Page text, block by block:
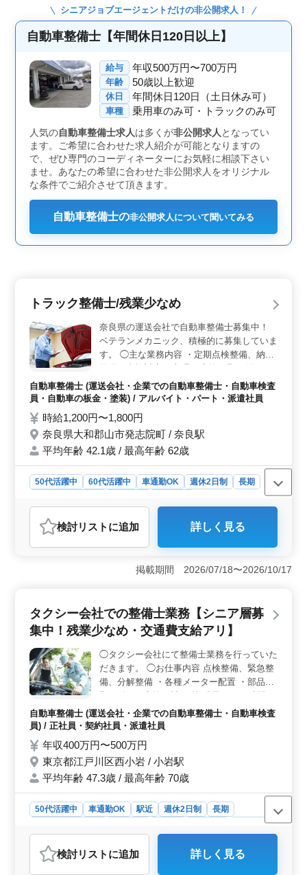
す。 ＜働きやすい環境＞ 車通勤OK、社宅完備、週
休2日制と、働く環境が整っています。特に社宅完備は、
遠方からの応募者にも大きなメリットです。年齢層も広
く、ベテラン世代も活躍中です。 ＜スキルと経験を
活かせる＞ 3級自動車整備士以上の資格を持ち、整備士
経験があれば、すぐに即戦力として活躍できます。多岐
にわたる業務内容があり、自身のスキルや経験を存分に
活かせる職場です。
シニアジョブエージェントだけの非公開求人！
自動車整備士【年間休日120日以上】
給与 年収500万円〜700万円
年齢 50歳以上歓迎
休日 年間休日120日（土日休み可）
車種 乗用車のみ可・トラックのみ可
人気の自動車整備士求人は多くが非公開求人 となってい
ます。ご希望に合わせた求人紹介が可能となりますの
で、ぜひ専門のコーディネーターにお気軽に相談下さい
ませ。あなたの希望に合わせた非公開求人をオリジナル
な条件でご紹介させて頂きます。
自動車整備士の非公開求人について聞いてみる
トラック整備士/残業少なめ
奈良県の運送会社で自動車整備士募集中！
ベテランメカニック、積極的に募集していま
す。 ◯主な業務内容 ・定期点検整備、納車
整備、車検対応 ・部品の交換・取り付け・
補修 ・トラブルシューティング時の整備業
務全般 ・カーナビ・ETCの設置 ・オーディ
（4t・10t）などになります。 完全週休二日
制。 残業も少なめで働きやすい職場です！
自動車整備士 (運送会社・企業での自動車整備士・自動車検査
員・自動車の板金・塗装) / アルバイト・パート・派遣社員
時給1,200円〜1,800円
奈良県大和郡山市発志院町 / 奈良駅
平均年齢 42.1歳 / 最高年齢 62歳
50代活躍中 60代活躍中 車通勤OK 週休2日制
長期
自動車整備士
おすすめポイント
＜働きやすさとワークライフバランスの充実＞ この求
人は完全週休二日制であり、さらに残業が少ないため、
家族との時間や趣味にしっかりと充てることができま
トの時間を大切にしたい方に非常に適した職場で
す。 ＜ベテラン整備士が活躍できる職場＞ 中高年
ての経験をしっかりと評価してくれる環境です。整備士
経験の年数に制限はなく、長年培ってきた技術を生かし
て働けるのが特徴です。また、学歴不問という点も、多
様なバックグラウンドを持つ方にとって働きやすい条件
です。 ＜充実した通勤環境と地元での安定した職場
＞ 車通勤が可能で、公共交通機関を利用せずに自宅か
ら直接通える利便性が高い職場です。車通勤が許可され
ているため、通勤のストレスを軽減することができま
す。地元で腰を据えて長期的に働きたい方にとって、安
定した収入と安心できる雇用環境が整っています。
検討リスト に追加 詳しく見る
掲載期間 2026/07/18〜2026/10/17
タクシー会社での整備士業務【シニア層募
集中！残業少なめ・交通費支給アリ】
◯タクシー会社にて整備士業務を行っていた
だきます。 ◯お仕事内容 点検整備、緊急整
備、分解整備 ・各種メーター配置 ・部品の
度と少なく、お仕事とプライベートの両立が
可能です。 また、交通費も支給あり！ 40
のご応募、お待ちしております！
自動車整備士 (運送会社・企業での自動車整備士・自動車検査
員) / 正社員・契約社員・派遣社員
年収400万円〜500万円
東京都江戸川区西小岩 / 小岩駅
平均年齢 47.3歳 / 最高年齢 70歳
50代活躍中 車通勤OK 駅近 週休2日制
長期
派遣社員
おすすめポイント
検討リスト に追加 詳しく見る